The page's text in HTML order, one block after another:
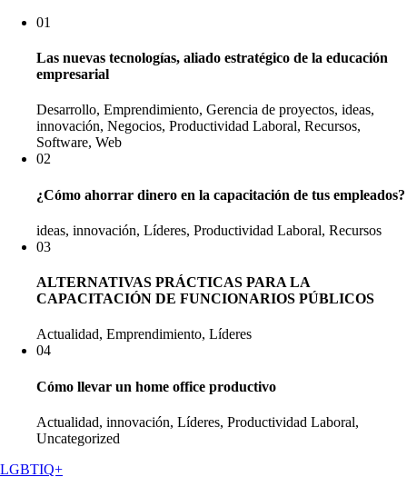
01
Las nuevas tecnologías, aliado estratégico de la educación
empresarial
Desarrollo, Emprendimiento, Gerencia de proyectos, ideas,
innovación, Negocios, Productividad Laboral, Recursos,
Software, Web
02
¿Cómo ahorrar dinero en la capacitación de tus empleados?
ideas, innovación, Líderes, Productividad Laboral, Recursos
03
ALTERNATIVAS PRÁCTICAS PARA LA
CAPACITACIÓN DE FUNCIONARIOS PÚBLICOS
Actualidad, Emprendimiento, Líderes
04
Cómo llevar un home office productivo
Actualidad, innovación, Líderes, Productividad Laboral,
Uncategorized
LGBTIQ+